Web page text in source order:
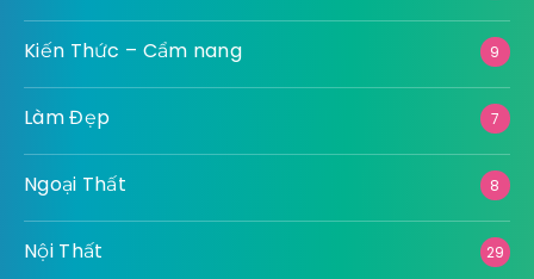
Kiến Thức – Cẩm nang 9
Làm Đẹp 7
Ngoại Thất 8
Nội Thất 29